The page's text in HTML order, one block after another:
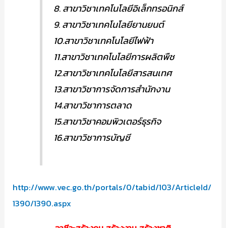
8. สาขาวิชาเทคโนโลยีอิเล็กทรอนิกส์
9. สาขาวิชาเทคโนโลยียานยนต์
10.สาขาวิชาเทคโนโลยีไฟฟ้า
11.สาขาวิชาเทคโนโลยีการผลิตพืช
12.สาขาวิชาเทคโนโลยีสารสนเทศ
13.สาขาวิชาการจัดการสำนักงาน
14.สาขาวิชาการตลาด
15.สาขาวิชาคอมพิวเตอร์ธุรกิจ
16.สาขาวิชาการบัญชี
http://www.vec.go.th/portals/0/tabid/103/ArticleId/
1390/1390.aspx